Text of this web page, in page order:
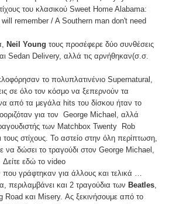
του κλασικού Sweet Home Alabama:
remember / A Southern man don't need
Neil Young τους προσέφερε δύο συνθέσεις
Sedan Delivery, αλλά τις αρνήθηκαν(σ.σ.
το πολυπλατινένιο Supernatural,
σε όλο τον κόσμο να ξεπερνούν τα
από τα μεγάλα hits του δίσκου ήταν το
για τον George Michael, αλλά
των Matchbox Twenty Rob
στίχους. Το αστείο στην όλη περίπτωση,
να δώσει το τραγούδι στον George Michael,
εδώ το video
γράφτηκαν για άλλους και τελικά …
περιλαμβάνει και 2 τραγούδια των Beatles
Road και Misery. Ας ξεκινήσουμε από το